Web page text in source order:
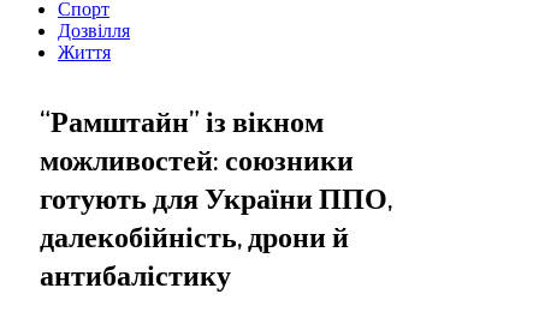
Спорт
Дозвілля
Життя
“Рамштайн” із вікном
можливостей: союзники
готують для України ППО,
далекобійність, дрони й
антибалістику